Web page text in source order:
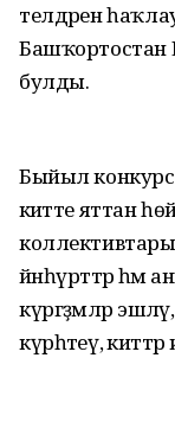
телдәрен
булды.
Быйыл конкурс
әкиәтте яттан
коллективтары
йәнһүрәттәр
күргәҙмәләр
күрһәтеү,